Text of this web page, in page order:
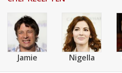
Jamie Nigella